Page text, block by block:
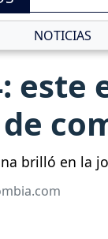
NOTICIAS
este
brilló en la